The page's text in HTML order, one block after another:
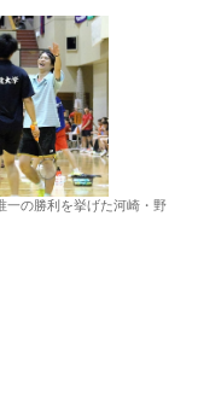
一の勝利を挙げた河崎・野